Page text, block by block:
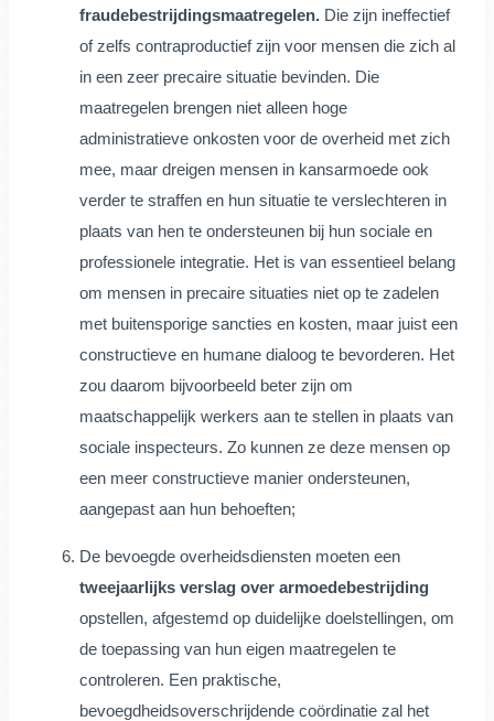
fraudebestrijdingsmaatregelen. Die zijn ineffectief
of zelfs contraproductief zijn voor mensen die zich al
in een zeer precaire situatie bevinden. Die
maatregelen brengen niet alleen hoge
administratieve onkosten voor de overheid met zich
mee, maar dreigen mensen in kansarmoede ook
verder te straffen en hun situatie te verslechteren in
plaats van hen te ondersteunen bij hun sociale en
professionele integratie. Het is van essentieel belang
om mensen in precaire situaties niet op te zadelen
met buitensporige sancties en kosten, maar juist een
constructieve en humane dialoog te bevorderen. Het
zou daarom bijvoorbeeld beter zijn om
maatschappelijk werkers aan te stellen in plaats van
sociale inspecteurs. Zo kunnen ze deze mensen op
een meer constructieve manier ondersteunen,
aangepast aan hun behoeften;
De bevoegde overheidsdiensten moeten een
tweejaarlijks verslag over armoedebestrijding
opstellen, afgestemd op duidelijke doelstellingen, om
de toepassing van hun eigen maatregelen te
controleren. Een praktische,
bevoegdheidsoverschrijdende coördinatie zal het